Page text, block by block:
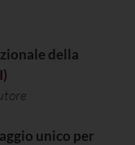
della
unico per